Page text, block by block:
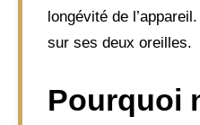
longévité de
sur ses deux oreilles.
Pourquoi